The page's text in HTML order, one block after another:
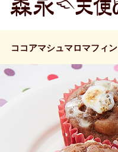
ココアマシュマロマフィン